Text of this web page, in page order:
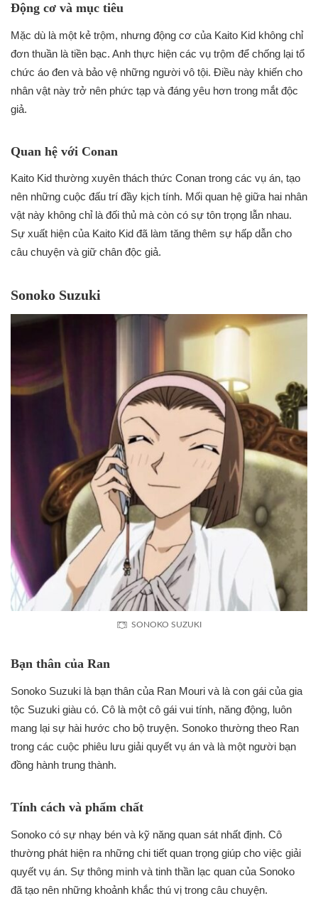
Động cơ và mục tiêu
Mặc dù là một kẻ trộm, nhưng động cơ của Kaito Kid không chỉ
đơn thuần là tiền bạc. Anh thực hiện các vụ trộm để chống lại tổ
chức áo đen và bảo vệ những người vô tội. Điều này khiến cho
nhân vật này trở nên phức tạp và đáng yêu hơn trong mắt độc
giả.
Quan hệ với Conan
Kaito Kid thường xuyên thách thức Conan trong các vụ án, tạo
nên những cuộc đấu trí đầy kịch tính. Mối quan hệ giữa hai nhân
vật này không chỉ là đối thủ mà còn có sự tôn trọng lẫn nhau.
Sự xuất hiện của Kaito Kid đã làm tăng thêm sự hấp dẫn cho
câu chuyện và giữ chân độc giả.
Sonoko Suzuki
SONOKO SUZUKI
Bạn thân của Ran
Sonoko Suzuki là bạn thân của Ran Mouri và là con gái của gia
tộc Suzuki giàu có. Cô là một cô gái vui tính, năng động, luôn
mang lại sự hài hước cho bộ truyện. Sonoko thường theo Ran
trong các cuộc phiêu lưu giải quyết vụ án và là một người bạn
đồng hành trung thành.
Tính cách và phẩm chất
Sonoko có sự nhạy bén và kỹ năng quan sát nhất định. Cô
thường phát hiện ra những chi tiết quan trọng giúp cho việc giải
quyết vụ án. Sự thông minh và tinh thần lạc quan của Sonoko
đã tạo nên những khoảnh khắc thú vị trong câu chuyện.